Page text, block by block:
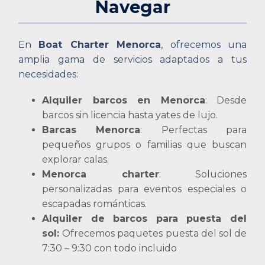
Navegar
En Boat Charter Menorca, ofrecemos una
amplia gama de servicios adaptados a tus
necesidades:
Alquiler barcos en Menorca: Desde
barcos sin licencia hasta yates de lujo.
Barcas Menorca: Perfectas para
pequeños grupos o familias que buscan
explorar calas.
Menorca charter: Soluciones
personalizadas para eventos especiales o
escapadas románticas.
Alquiler de barcos para puesta del
sol: Ofrecemos paquetes puesta del sol de
7:30 – 9:30 con todo incluido